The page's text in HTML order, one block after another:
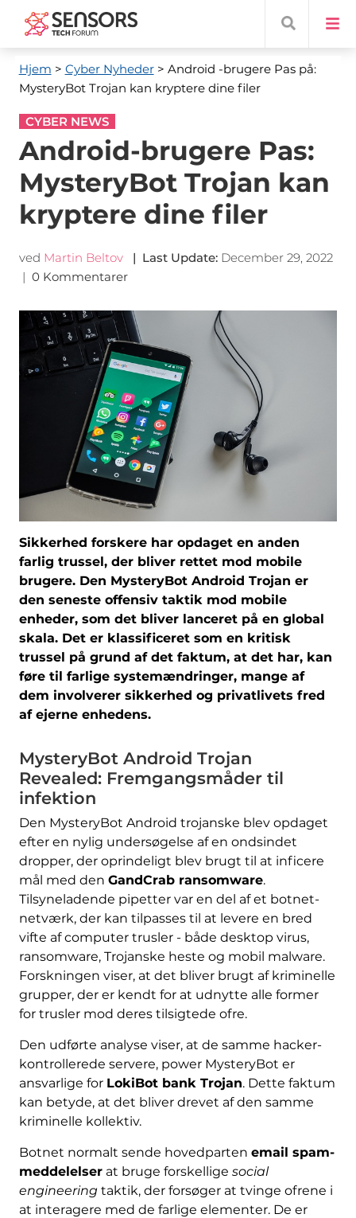
Hjem > Cyber ​​Nyheder> Android -brugere Pas på:
MysteryBot Trojan kan kryptere dine filer
CYBER NEWS
Android-brugere Pas:
MysteryBot Trojan kan
kryptere dine filer
ved Martin Beltov | Last Update: December 29, 2022
| 0 Kommentarer
Sikkerhed forskere har opdaget en anden
farlig trussel, der bliver rettet mod mobile
brugere. Den MysteryBot Android Trojan er
den seneste offensiv taktik mod mobile
enheder, som det bliver lanceret på en global
skala. Det er klassificeret som en kritisk
trussel på grund af det faktum, at det har, kan
føre til farlige systemændringer, mange af
dem involverer sikkerhed og privatlivets fred
af ejerne enhedens.
MysteryBot Android Trojan
Revealed: Fremgangsmåder til
infektion
Den MysteryBot Android trojanske blev opdaget
efter en nylig undersøgelse af en ondsindet
dropper, der oprindeligt blev brugt til at inficere
mål med den GandCrab ransomware.
Tilsyneladende pipetter var en del af et botnet-
netværk, der kan tilpasses til at levere en bred
vifte af computer trusler - både desktop virus,
ransomware, Trojanske heste og mobil malware.
Forskningen viser, at det bliver brugt af kriminelle
grupper, der er kendt for at udnytte alle former
for trusler mod deres tilsigtede ofre.
Den udførte analyse viser, at de samme hacker-
kontrollerede servere, power MysteryBot er
ansvarlige for LokiBot bank Trojan. Dette faktum
kan betyde, at det bliver drevet af den samme
kriminelle kollektiv.
Botnet normalt sende hovedparten email spam-
meddelelserat bruge forskellige social
engineering taktik, der forsøger at tvinge ofrene i
at interagere med de farlige elementer. De er